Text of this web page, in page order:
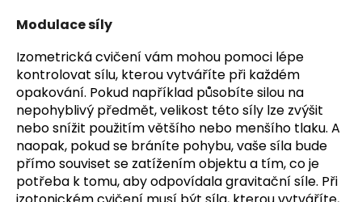
Modulace síly
Izometrická cvičení vám mohou pomoci lépe
kontrolovat sílu, kterou vytváříte při každém
opakování. Pokud například působíte silou na
nepohyblivý předmět, velikost této síly lze zvýšit
nebo snížit použitím většího nebo menšího tlaku. A
naopak, pokud se bráníte pohybu, vaše síla bude
přímo souviset se zatížením objektu a tím, co je
potřeba k tomu, aby odpovídala gravitační síle. Při